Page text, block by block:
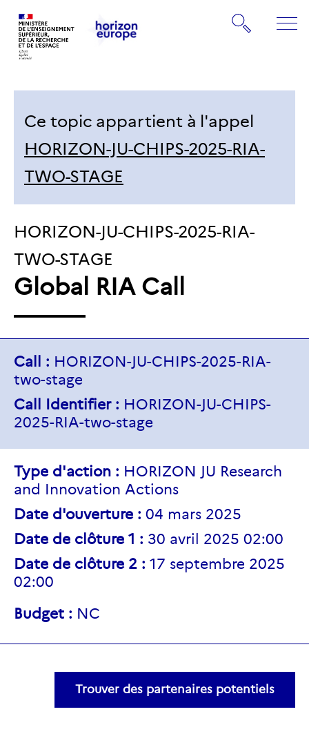
page
la
d'accueil
Rechercher
Ce topic appartient à l'appel
HORIZON-JU-CHIPS-2025-RIA-
TWO-STAGE
IDENTIFIANT
DU
TOPIC:
HORIZON-JU-CHIPS-2025-RIA-
TWO-STAGE
Global RIA Call
Type d'action : HORIZON JU Research
and Innovation Actions
Date d'ouverture : 04 mars 2025
Date de clôture 1 : 30 avril 2025 02:00
Date de clôture 2 : 17 septembre 2025
02:00
Budget : NC
Call : HORIZON-JU-CHIPS-2025-RIA-
two-stage
Call Identifier : HORIZON-JU-CHIPS-
2025-RIA-two-stage
Trouver des partenaires potentiels